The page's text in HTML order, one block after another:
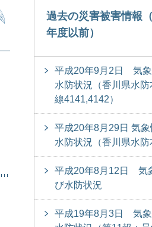
過去の災害被害情報
年度以前）
平成20年9月2日 気
水防状況（香川県水
線4141,4142）
平成20年8月29日 気
水防状況（香川県水防
平成20年8月12日 気
び水防状況
平成19年8月3日 気